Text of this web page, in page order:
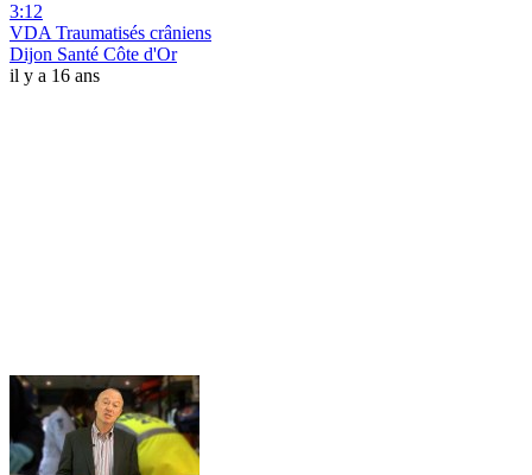
3:12
VDA Traumatisés crâniens
Dijon Santé Côte d'Or
il y a 16 ans